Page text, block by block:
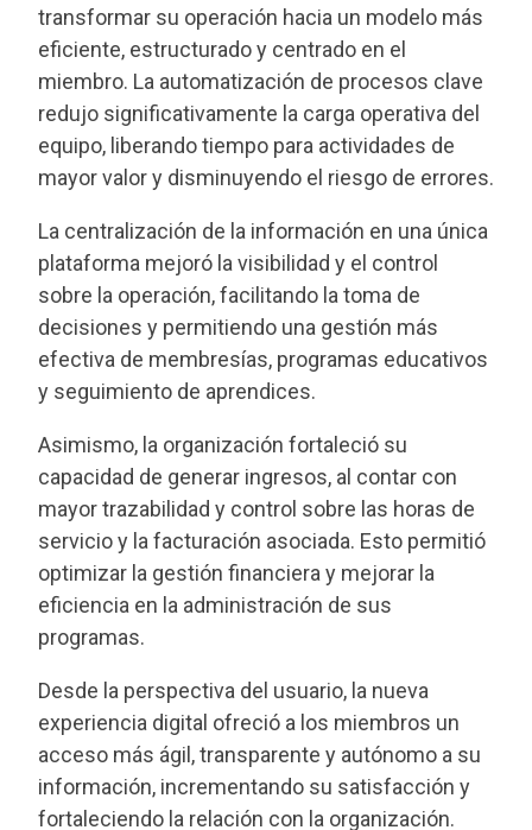
transformar su operación hacia un modelo más
eficiente, estructurado y centrado en el
miembro. La automatización de procesos clave
redujo significativamente la carga operativa del
equipo, liberando tiempo para actividades de
mayor valor y disminuyendo el riesgo de errores.
La centralización de la información en una única
plataforma mejoró la visibilidad y el control
sobre la operación, facilitando la toma de
decisiones y permitiendo una gestión más
efectiva de membresías, programas educativos
y seguimiento de aprendices.
Asimismo, la organización fortaleció su
capacidad de generar ingresos, al contar con
mayor trazabilidad y control sobre las horas de
servicio y la facturación asociada. Esto permitió
optimizar la gestión financiera y mejorar la
eficiencia en la administración de sus
programas.
Desde la perspectiva del usuario, la nueva
experiencia digital ofreció a los miembros un
acceso más ágil, transparente y autónomo a su
información, incrementando su satisfacción y
fortaleciendo la relación con la organización.